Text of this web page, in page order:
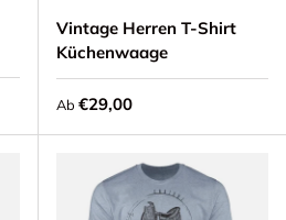
Vintage Herren T-Shirt
Küchenwaage
Ab Normaler Preis
€29,00